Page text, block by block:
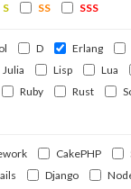
S SS SSS
D Erlang
Julia Lisp Lua
Ruby Rust
CakePHP
Django